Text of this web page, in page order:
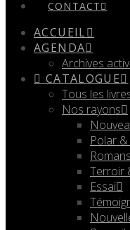
CONTACT
ACCUEIL
AGENDA
Archives
CATALOGUE
Tous les
Nos rayons
Polar
Romans
Terroir
Essai